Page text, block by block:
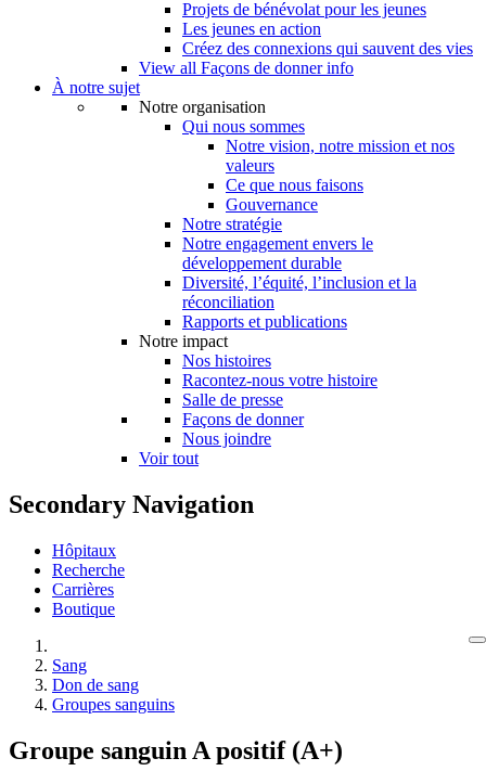
Projets de bénévolat pour les jeunes
Les jeunes en action
Créez des connexions qui sauvent des vies
View all Façons de donner info
À notre sujet
Notre organisation
Qui nous sommes
Notre vision, notre mission et nos
valeurs
Ce que nous faisons
Gouvernance
Notre stratégie
Notre engagement envers le
développement durable
Diversité, l’équité, l’inclusion et la
réconciliation
Rapports et publications
Notre impact
Nos histoires
Racontez-nous votre histoire
Salle de presse
Façons de donner
Nous joindre
Voir tout
Secondary Navigation
Hôpitaux
Recherche
Carrières
Boutique
Sang
Don de sang
Groupes sanguins
Groupe sanguin A positif (A+)